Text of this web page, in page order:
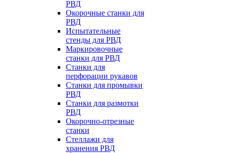
РВД
Окорочные станки для
РВД
Испытательные
стенды для РВД
Маркировочные
станки для РВД
Станки для
перфорации рукавов
Станки для промывки
РВД
Станки для размотки
РВД
Окорочно-отрезные
станки
Стеллажи для
хранения РВД